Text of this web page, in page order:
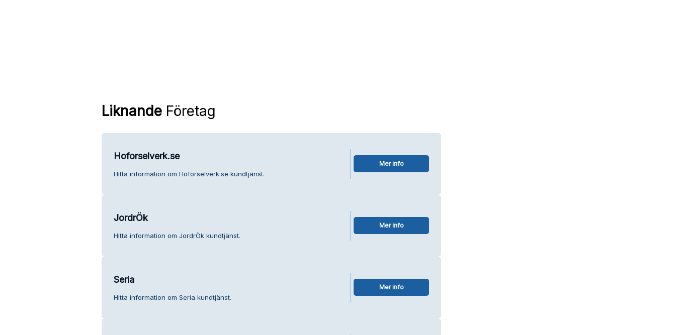
LiknandeFöretag
Hoforselverk.se
Hitta information om Hoforselverk.se kundtjänst.
Mer info
JordrÖk
Hitta information om JordrÖk kundtjänst.
Mer info
Seria
Hitta information om Seria kundtjänst.
Mer info